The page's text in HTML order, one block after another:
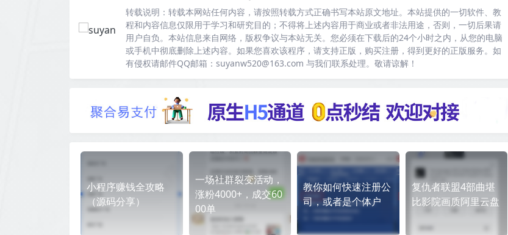
转载说明： 转载本网站任何内容，请按照转载方式正确书写本站原文地址。本站提供的一切软件、教
程和内容信息仅限用于学习和研究目的；不得将上述内容用于商业或者非法用途，否则，一切后果请
用户自负。本站信息来自网络，版权争议与本站无关。您必须在下载后的24个小时之内，从您的电脑
或手机中彻底删除上述内容。如果您喜欢该程序，请支持正版，购买注册，得到更好的正版服务。如
有侵权请邮件QQ邮箱：suyanw520@163.com 与我们联系处理。敬请谅解！
小程序赚钱全攻略
（源码分享）
一场社群裂变活动，
涨粉4000+，成交60
00单
教你如何快速注册公
司，或者是个体户
复仇者联盟4部曲堪
比影院画质阿里云盘